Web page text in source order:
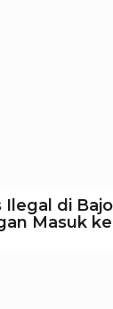
di
Masuk